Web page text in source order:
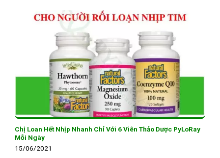
Chị Loan Hết Nhịp Nhanh Chỉ Với 6 Viên Thảo Dược PyLoRay
Mỗi Ngày
15/06/2021